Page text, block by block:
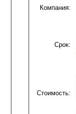
Компания:
Срок:
Стоимость: